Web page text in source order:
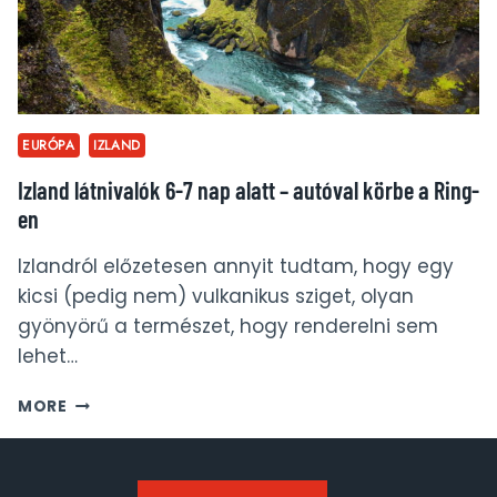
EURÓPA IZLAND
Izland látnivalók 6-7 nap alatt – autóval körbe a Ring-
en
Izlandról előzetesen annyit tudtam, hogy egy
kicsi (pedig nem) vulkanikus sziget, olyan
gyönyörű a természet, hogy renderelni sem
lehet…
MORE IZLAND